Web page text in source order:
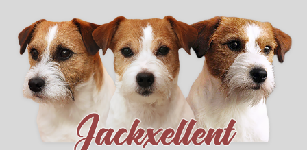
Siirry
suoraan
sisältöön